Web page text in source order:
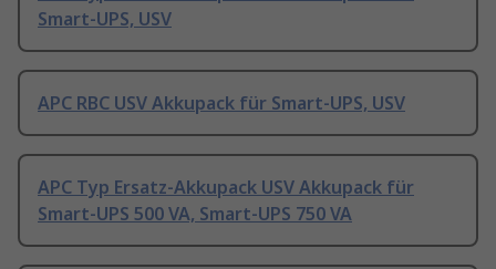
Smart-UPS, USV
APC RBC USV Akkupack für Smart-UPS, USV
APC Typ Ersatz-Akkupack USV Akkupack für
Smart-UPS 500 VA, Smart-UPS 750 VA